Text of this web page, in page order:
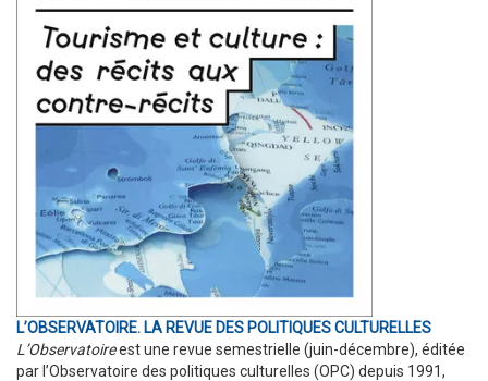
L’OBSERVATOIRE. LA REVUE DES POLITIQUES CULTURELLES
L’Observatoireest une revue semestrielle (juin-décembre), éditée
par l’Observatoire des politiques culturelles (OPC) depuis 1991,